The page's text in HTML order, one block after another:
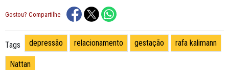
Gostou? Compartilhe
Tags depressão relacionamento gestação rafa kalimann
Nattan